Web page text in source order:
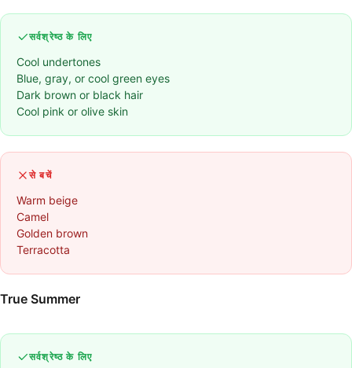
सर्वश्रेष्ठ के लिए
Cool undertones
Blue, gray, or cool green eyes
Dark brown or black hair
Cool pink or olive skin
से बचें
Warm beige
Camel
Golden brown
Terracotta
True Summer
सर्वश्रेष्ठ के लिए